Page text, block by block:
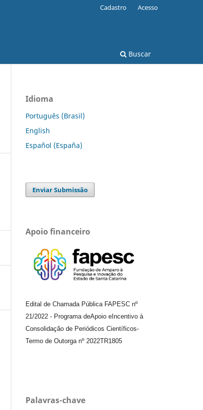
Buscar
Cadastro Acesso
Idioma
Português (Brasil)
English
Español (España)
Enviar Submissão
Apoio financeiro
Edital de Chamada Pública FAPESC nº
21/2022 - Programa deApoio e Incentivo à
Consolidação de Periódicos Científicos-
Termo de Outorga nº 2022TR1805
Palavras-chave